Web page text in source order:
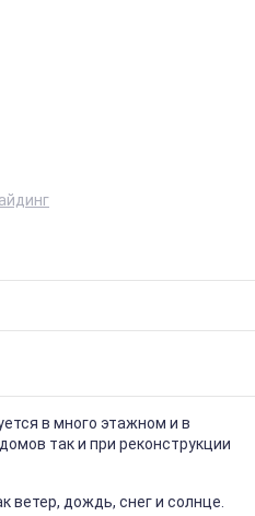
в много этажном и в
так и при реконструкции
ветер, дождь, снег и солнце.